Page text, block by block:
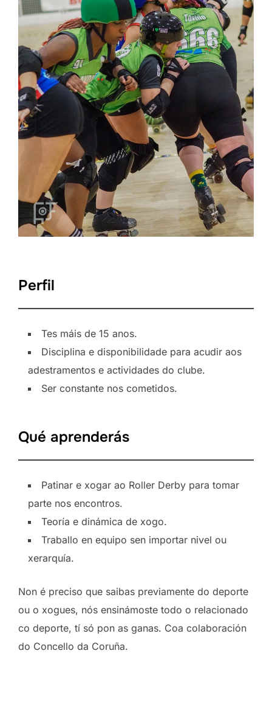
Perfil
Tes máis de 15 anos.
Disciplina e disponibilidade para acudir aos
adestramentos e actividades do clube.
Ser constante nos cometidos.
Qué aprenderás
Patinar e xogar ao Roller Derby para tomar
parte nos encontros.
Teoría e dinámica de xogo.
Traballo en equipo sen importar nivel ou
xerarquía.
Non é preciso que saibas previamente do deporte
ou o xogues, nós ensinámoste todo o relacionado
co deporte, tí só pon as ganas. Coa colaboración
do Concello da Coruña.